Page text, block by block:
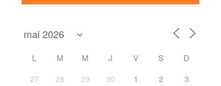
L M M J V S
D
27
28 29 30 1 2 3